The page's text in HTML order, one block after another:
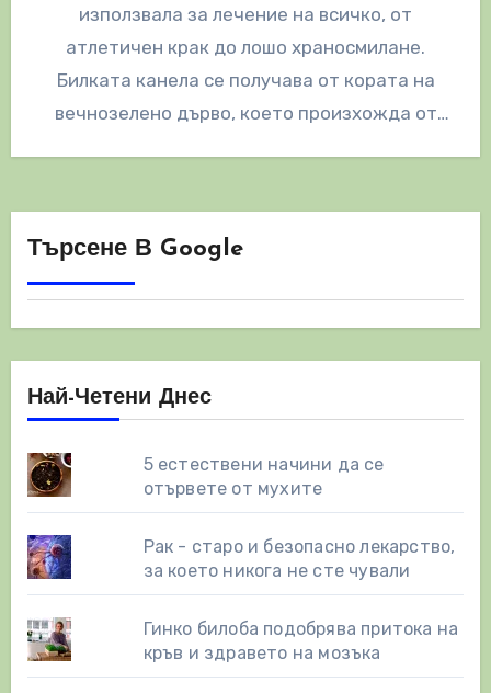
използвала за лечение на всичко, от
атлетичен крак до лошо храносмилане.
Билката канела се получава от кората на
вечнозелено дърво, което произхожда от
Търсене В Google
Най-Четени Днес
5 естествени начини да се
отървете от мухите
Рак - старо и безопасно лекарство,
за което никога не сте чували
Гинко билоба подобрява притока на
кръв и здравето на мозъка